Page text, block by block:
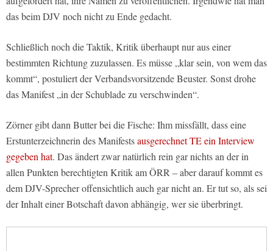
das beim DJV noch nicht zu Ende gedacht.
Schließlich noch die Taktik, Kritik überhaupt nur aus einer
bestimmten Richtung zuzulassen. Es müsse „klar sein, von wem das
kommt“, postuliert der Verbandsvorsitzende Beuster. Sonst drohe
das Manifest „in der Schublade zu verschwinden“.
Zörner gibt dann Butter bei die Fische: Ihm missfällt, dass eine
Erstunterzeichnerin des Manifestsausgerechnet TE ein Interview
gegeben hat. Das ändert zwar natürlich rein gar nichts an der in
allen Punkten berechtigten Kritik am ÖRR – aber darauf kommt es
dem DJV-Sprecher offensichtlich auch gar nicht an. Er tut so, als sei
der Inhalt einer Botschaft davon abhängig, wer sie überbringt.